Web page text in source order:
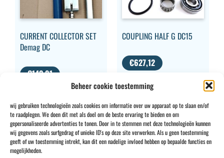
Beheer cookie toestemming
wij gebruiken technologieën zoals cookies om informatie over uw apparaat op te slaan en/of
te raadplegen. We doen dit met als doel om de beste ervaring te bieden en om
gepersonaliseerde advertenties te tonen. Door in te stemmen met deze technologieën kunnen
wij gegevens zoals surfgedrag of unieke ID's op deze site verwerken. Als u geen toestemming
geeft of uw toestemming intrekt, kan dit een nadelige invloed hebben op bepaalde functies en
mogelijkheden.
CURRENT COLLECTOR SET
Demag DC
€142,91
COUPLING HALF G DC15
€627,12
CONTACT INFO